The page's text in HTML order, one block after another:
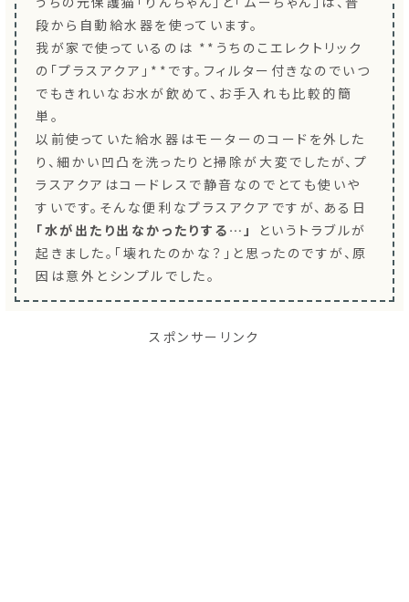
段から自動給水器を使っています。
我が家で使っているのは **うちのこエレクトリック
の「プラスアクア」**です。フィルター付きなのでいつ
でもきれいなお水が飲めて、お手入れも比較的簡
単。
以前使っていた給水器はモーターのコードを外した
り、細かい凹凸を洗ったりと掃除が大変でしたが、プ
ラスアクアはコードレスで静音なのでとても使いや
すいです。そんな便利なプラスアクアですが、ある日
「水が出たり出なかったりする…」
というトラブルが
起きました。「壊れたのかな？」と思ったのですが、原
因は意外とシンプルでした。
スポンサーリンク